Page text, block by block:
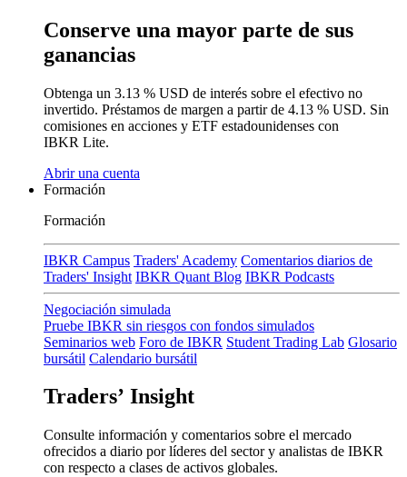
Conserve una mayor parte de sus
ganancias
Obtenga un 3.13 % USD de interés sobre el efectivo no
invertido. Préstamos de margen a partir de 4.13 % USD. Sin
comisiones en acciones y ETF estadounidenses con
IBKR Lite.
Abrir una cuenta
Formación
Formación
IBKR Campus Traders' Academy Comentarios diarios de
Traders' Insight IBKR Quant Blog IBKR Podcasts
Negociación simulada
Pruebe IBKR sin riesgos con fondos simulados
Seminarios web Foro de IBKR Student Trading Lab Glosario
bursátil Calendario bursátil
Traders’ Insight
Consulte información y comentarios sobre el mercado
ofrecidos a diario por líderes del sector y analistas de IBKR
con respecto a clases de activos globales.